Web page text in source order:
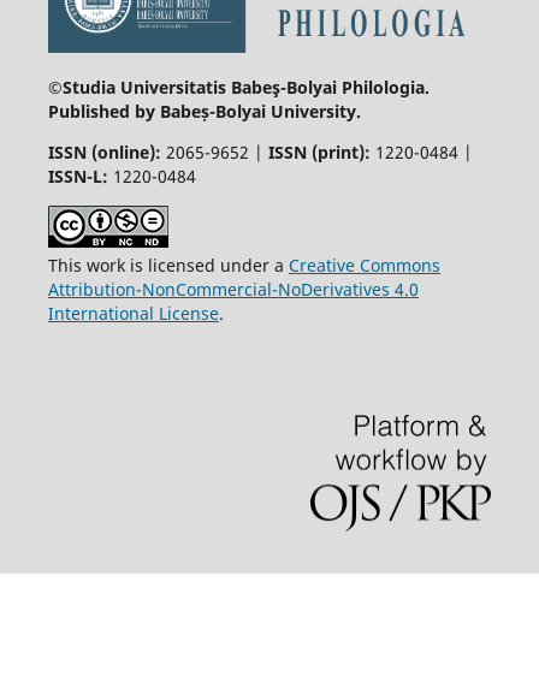
©Studia Universitatis Babeş-Bolyai Philologia.
Published by Babeș-Bolyai University.
ISSN (online): 2065-9652 | ISSN (print): 1220-0484 |
ISSN-L: 1220-0484
This work is licensed under a Creative Commons
Attribution-NonCommercial-NoDerivatives 4.0
International License.